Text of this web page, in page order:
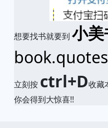
想要找书就要到 小
立刻按 ctrl+D收藏
你会得到大惊喜!!